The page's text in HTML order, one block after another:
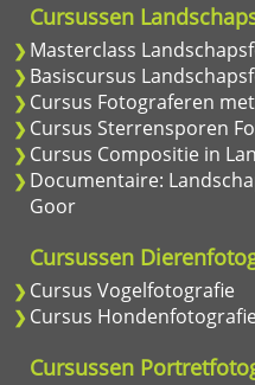
Cursussen
Masterclass
Basiscursus
Cursus Fotograferen
Cursus Sterrensporen
Cursus Compositie in
Documentaire:
Goor
Cursussen
Cursus Vogelfotografie
Cursus Hondenfotografie
Cursussen